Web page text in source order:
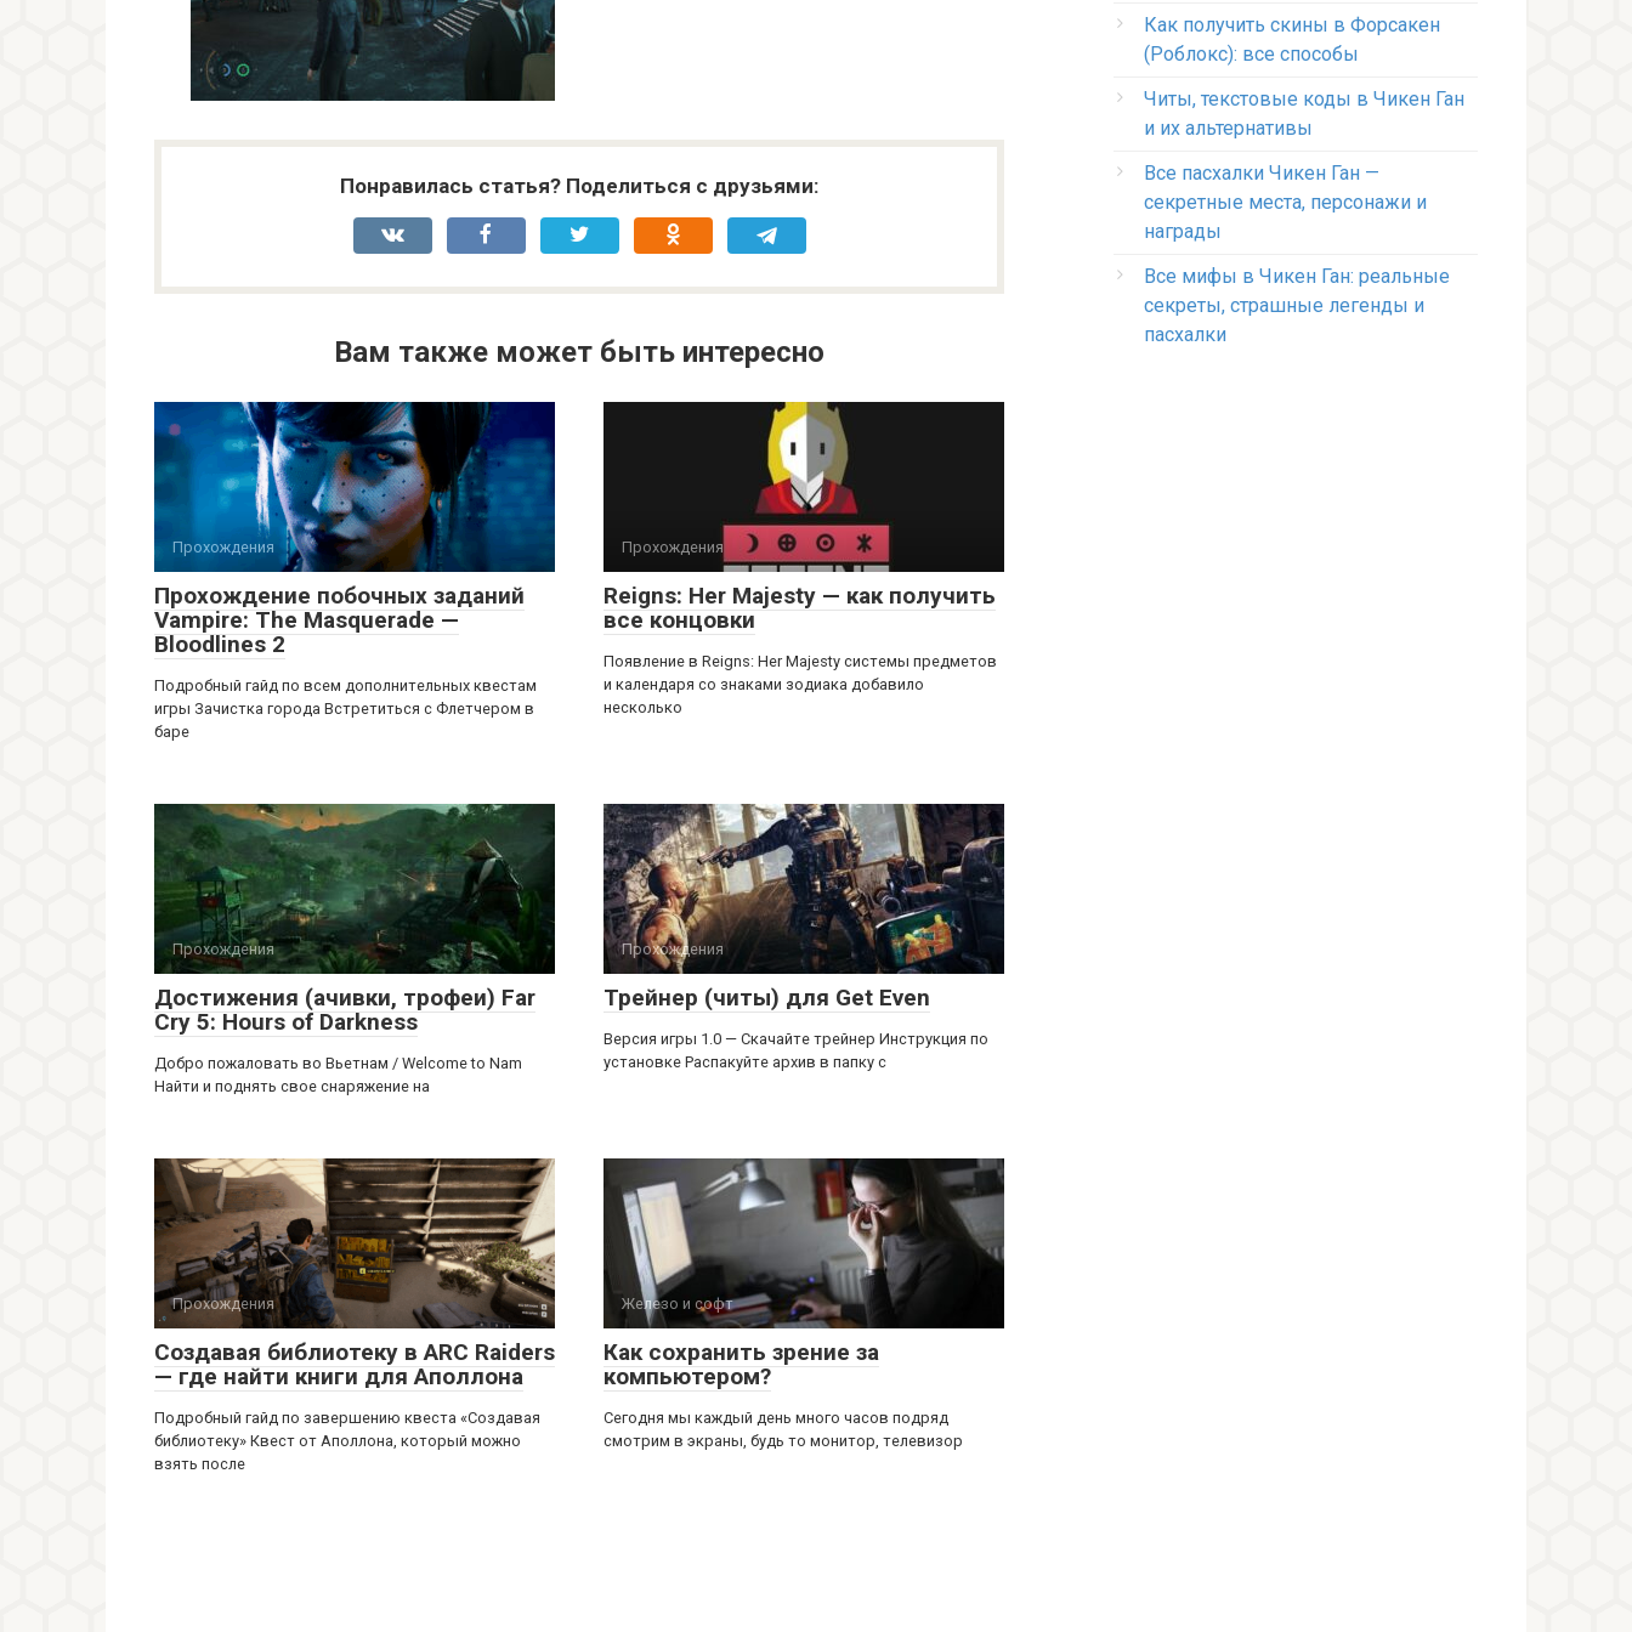
Понравилась статья? Поделиться с друзьями:
Вам также может быть интересно
Прохождения
Прохождение побочных заданий
Vampire: The Masquerade —
Bloodlines 2
Подробный гайд по всем дополнительных квестам
игры Зачистка города Встретиться с Флетчером в
баре
Прохождения
Reigns: Her Majesty — как получить
все концовки
Появление в Reigns: Her Majesty системы предметов
и календаря со знаками зодиака добавило
несколько
Прохождения
Достижения (ачивки, трофеи) Far
Cry 5: Hours of Darkness
Добро пожаловать во Вьетнам / Welcome to Nam
Найти и поднять свое снаряжение на
Прохождения
Трейнер (читы) для Get Even
Версия игры 1.0 — Скачайте трейнер Инструкция по
установке Распакуйте архив в папку с
Прохождения
Создавая библиотеку в ARC Raiders
— где найти книги для Аполлона
Подробный гайд по завершению квеста «Создавая
библиотеку» Квест от Аполлона, который можно
взять после
Железо и софт
Как сохранить зрение за
компьютером?
Сегодня мы каждый день много часов подряд
смотрим в экраны, будь то монитор, телевизор
Как получить скины в Форсакен
(Роблокс): все способы
Читы, текстовые коды в Чикен Ган
и их альтернативы
Все пасхалки Чикен Ган —
секретные места, персонажи и
награды
Все мифы в Чикен Ган: реальные
секреты, страшные легенды и
пасхалки